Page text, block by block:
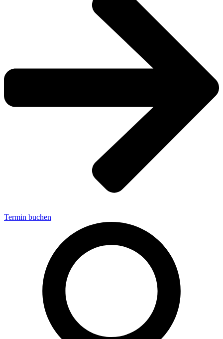
Termin buchen